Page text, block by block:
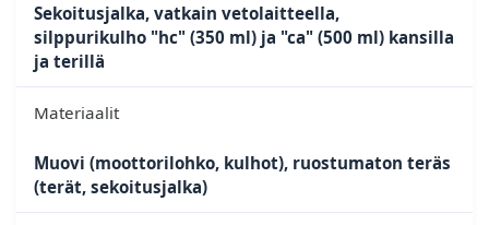
Sekoitusjalka, vatkain vetolaitteella,
silppurikulho "hc" (350 ml) ja "ca" (500 ml) kansilla
ja terillä
Materiaalit
Muovi (moottorilohko, kulhot), ruostumaton teräs
(terät, sekoitusjalka)